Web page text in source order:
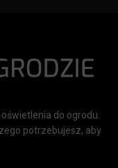
do ogrodu.
potrzebujesz, aby